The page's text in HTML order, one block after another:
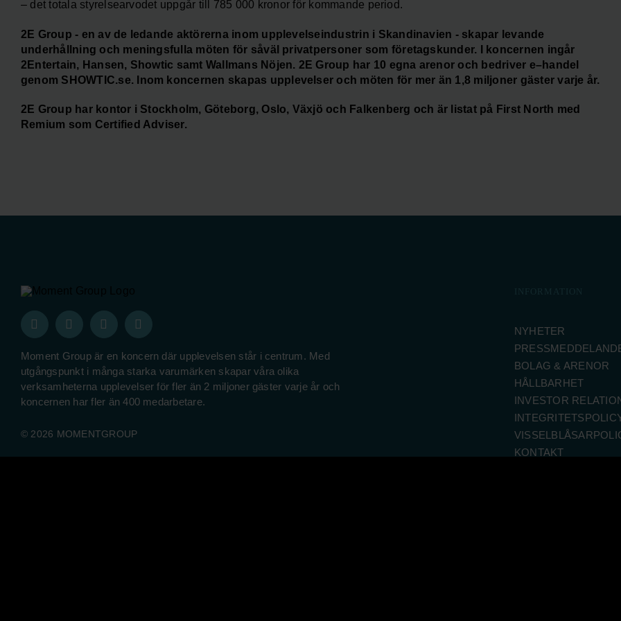
– det totala styrelsearvodet uppgår till 785 000 kronor för kommande period.
2E Group - en av de ledande aktörerna inom upplevelseindustrin i Skandinavien - skapar levande
underhållning och meningsfulla möten för såväl privatpersoner som företagskunder. I koncernen ingår
2Entertain, Hansen, Showtic samt Wallmans Nöjen. 2E Group har 10 egna arenor och bedriver e–handel
genom SHOWTIC.se. Inom koncernen skapas upplevelser och möten för mer än 1,8 miljoner gäster varje år.
2E Group har kontor i Stockholm, Göteborg, Oslo, Växjö och Falkenberg och är listat på First North med
Remium som Certified Adviser.
Moment Group är en koncern där upplevelsen står i centrum. Med
utgångspunkt i många starka varumärken skapar våra olika
verksamheterna upplevelser för fler än 2 miljoner gäster varje år och
koncernen har fler än 400 medarbetare.
© 2026 MOMENTGROUP
NYHETER
BOLAG & ARENOR
HÅLLBARHET
INVESTOR
KONTAKT